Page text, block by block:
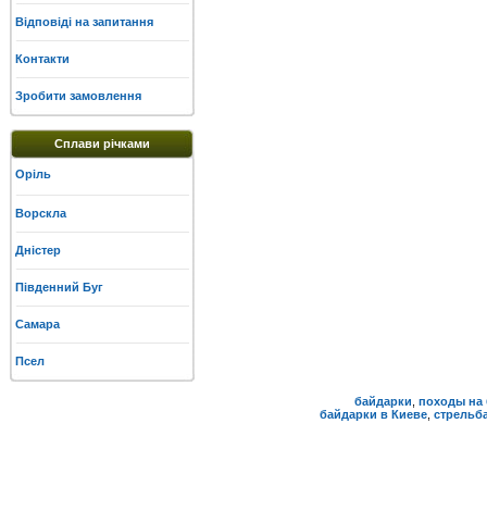
Відповіді на запитання
Контакти
Зробити замовлення
Сплави річками
Оріль
Ворскла
Дністер
Південний Буг
Самара
Псел
байдарки походы на
байдарки в Киеве,